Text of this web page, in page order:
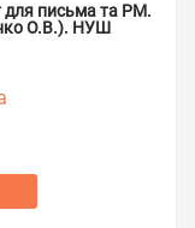
для письма та РМ.
О.В.). НУШ